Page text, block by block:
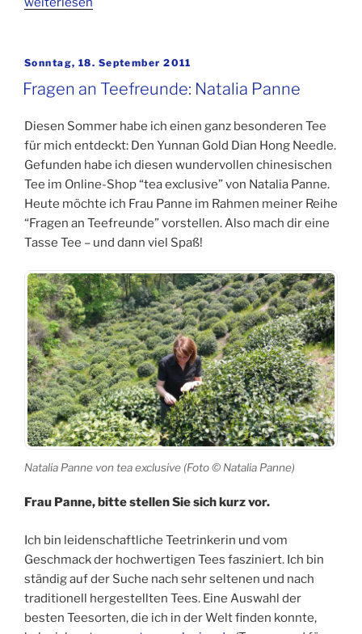
Gerhard
Thamm“
Veröffentlicht
Sonntag, 18. September 2011
Fragen an Teefreunde: Natalia Panne
Diesen Sommer habe ich einen ganz besonderen Tee
für mich entdeckt: Den Yunnan Gold Dian Hong Needle.
Gefunden habe ich diesen wundervollen chinesischen
Tee im Online-Shop “tea exclusive” von Natalia Panne.
Heute möchte ich Frau Panne im Rahmen meiner Reihe
“Fragen an Teefreunde” vorstellen. Also mach dir eine
Tasse Tee – und dann viel Spaß!
Natalia Panne von tea exclusive (Foto © Natalia Panne)
Frau Panne, bitte stellen Sie sich kurz vor.
Ich bin leidenschaftliche Teetrinkerin und vom
Geschmack der hochwertigen Tees fasziniert. Ich bin
ständig auf der Suche nach sehr seltenen und nach
traditionell hergestellten Tees. Eine Auswahl der
besten Teesorten, die ich in der Welt finden konnte,